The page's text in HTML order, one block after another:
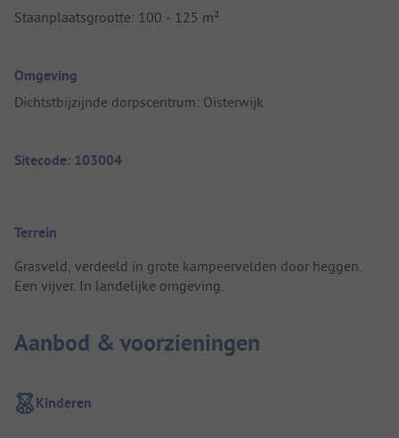
Staanplaatsgrootte: 100 - 125 m²
Omgeving
Dichtstbijzijnde dorpscentrum: Oisterwijk
Sitecode: 103004
Terrein
Grasveld, verdeeld in grote kampeervelden door heggen.
Een vijver. In landelijke omgeving.
Aanbod & voorzieningen
Kinderen